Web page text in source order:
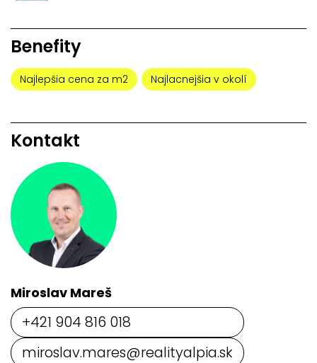
Benefity
Najlepšia cena za m2 Najlacnejšia v okolí
Kontakt
Miroslav Mareš
+421 904 816 018
miroslav.mares@realityalpia.sk